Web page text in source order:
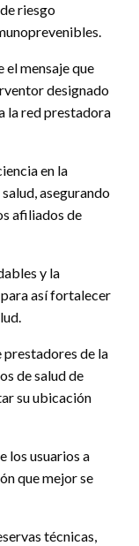
riesgo
mensaje que
designado
la red prestadora
en la
asegurando
afiliados de
y la
así fortalecer
de la
de salud de
su ubicación
los usuarios a
que mejor se
técnicas,